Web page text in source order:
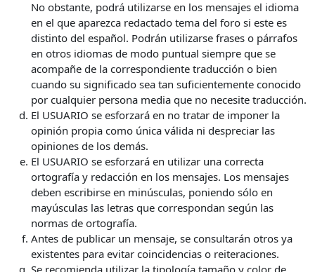
No obstante, podrá utilizarse en los mensajes el idioma
en el que aparezca redactado tema del foro si este es
distinto del español. Podrán utilizarse frases o párrafos
en otros idiomas de modo puntual siempre que se
acompañe de la correspondiente traducción o bien
cuando su significado sea tan suficientemente conocido
por cualquier persona media que no necesite traducción.
El USUARIO se esforzará en no tratar de imponer la
opinión propia como única válida ni despreciar las
opiniones de los demás.
El USUARIO se esforzará en utilizar una correcta
ortografía y redacción en los mensajes. Los mensajes
deben escribirse en minúsculas, poniendo sólo en
mayúsculas las letras que correspondan según las
normas de ortografía.
Antes de publicar un mensaje, se consultarán otros ya
existentes para evitar coincidencias o reiteraciones.
Se recomienda utilizar la tipología tamaño y color de